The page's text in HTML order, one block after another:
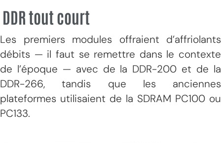
DDR tout court
Les premiers modules offraient d’affriolants
débits — il faut se remettre dans le contexte
de l’époque — avec de la DDR-200 et de la
DDR-266, tandis que les anciennes
plateformes utilisaient de la SDRAM PC100 ou
PC133.